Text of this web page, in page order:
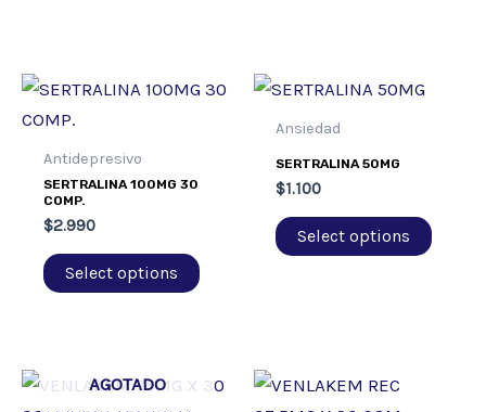
Antidepresivo
SERTRALINA 100MG 30
COMP.
$2.990
Select options
Ansiedad
SERTRALINA 50MG
$1.100
Select options
AGOTADO